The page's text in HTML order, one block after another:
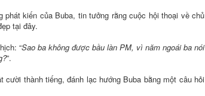
phát kiến của Buba, tin tưởng rằng cuộc hội thoại về chủ
tại đây.
“Sao ba không được bầu làn PM, vì năm ngoái ba nói
”.
thành tiếng, đánh lạc hướng Buba bằng một câu hỏi